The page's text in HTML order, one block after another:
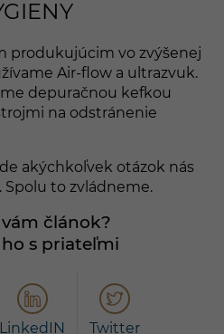
produkujúcim vo zvýšenej
Air-flow a ultrazvuk.
depuračnou kefkou
na odstránenie
akýchkoľvek otázok nás
. Spolu to zvládneme.
vám článok?
s priateľmi
LinkedIN Twitter